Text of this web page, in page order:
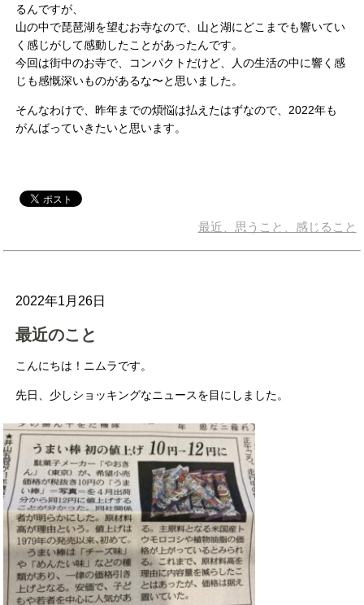
るんですが、
山の中で琵琶湖を望むお寺なので、山と湖にどこまでも響いてい
く感じがして感動したことがあったんです。
今回は街中のお寺で、コンパクトだけど、人の生活の中に響く感
じも感慨深いものがあるな〜と思いました。
そんなわけで、昨年までの煩悩は払えたはずなので、2022年も
がんばっていきたいと思います。
最近、思うこと、感じること
2022年1月26日
最近のこと
こんにちは！ニムラです。
先日、少しショッキングなニュースを目にしました。